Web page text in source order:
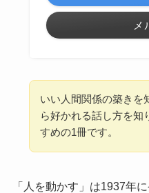
メ
いい人間関係の築きを
ら好かれる話し方を知
すめの1冊です。
「人を動かす」は1937年